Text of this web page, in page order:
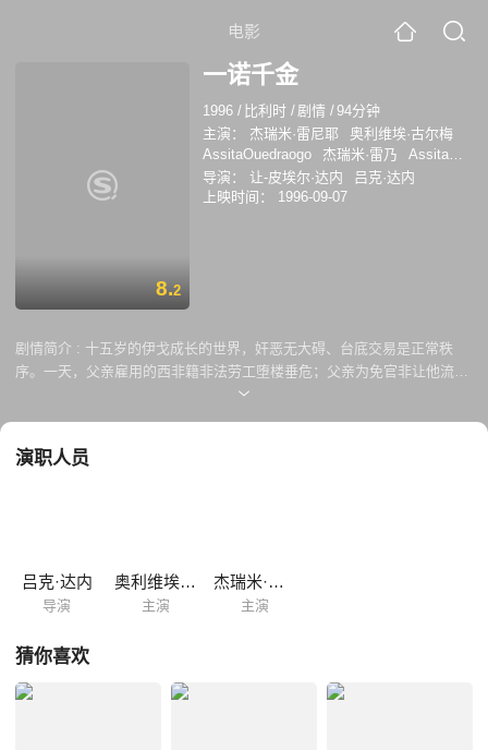
电影
8.2
一诺千金
1996 / 比利时 /剧情 /94分钟
主演：
杰瑞米·雷尼耶
奥利维埃·古尔梅
AssitaOuedraogo
杰瑞米·雷乃
Assita
Ouedraogo
索菲·勒布特
导演： 让-皮埃尔·达内
吕克·达内
上映时间：
1996-09-07
剧情简介 : 十五岁的伊戈成长的世界，奸恶无大碍、台底交易是正常秩
序。一天，父亲雇用的西非籍非法劳工堕楼垂危；父亲为免官非让他流血
致死，且设法隐瞒真相。雇工临死前，伊戈许下承诺要照顾他的孤儿寡
居、非法劳工等。一段简单的道德醒觉，透过强烈的质感、细节及流畅的
演职人员
吕克·达内
导演
奥利维埃·古尔梅
主演
杰瑞米·雷乃
主演
猜你喜欢